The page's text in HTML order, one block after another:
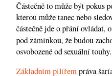
Částečně to může být pokus
kterou může tanec nebo
částečně jde o přání ovládat,
pod záminkou, že budou
osvobozené od sexuální touhy.
Základním pilířempráva